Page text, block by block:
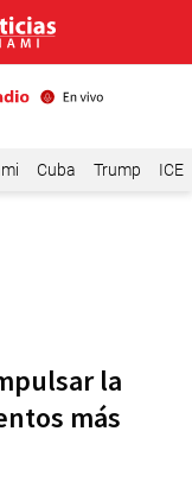
Cuba Trump ICE
la
más